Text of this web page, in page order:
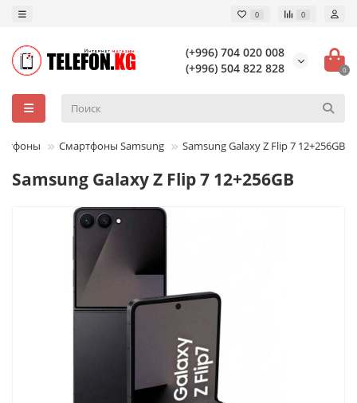
0 0
(+996) 704 020 008
(+996) 504 822 828
0
Смартфоны Samsung Samsung Galaxy Z Flip 7 12+256GB
Samsung Galaxy Z Flip 7 12+256GB